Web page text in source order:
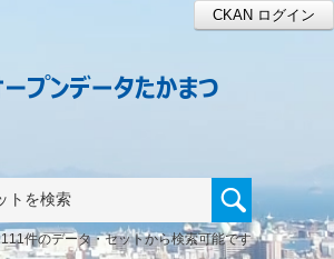
CKAN ログイン
111件のデータ・セットから検索可能です